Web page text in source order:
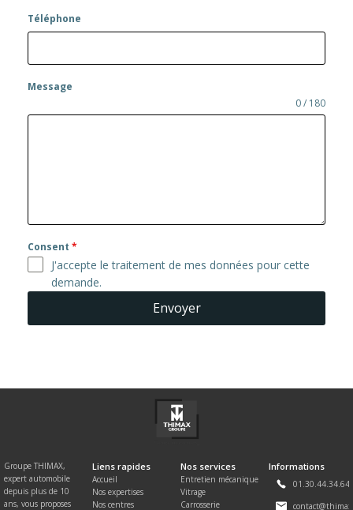
Téléphone
Message
0 / 180
Consent *
J'accepte le traitement de mes données pour cette
demande.
Envoyer
Groupe THIMAX,
expert automobile
depuis plus de 10
ans, vous proposes
Liens rapides
Accueil
Nos expertises
Nos centres
Nos services
Entretien mécanique
Vitrage
Carrosserie
Informations
01.30.44.34.64